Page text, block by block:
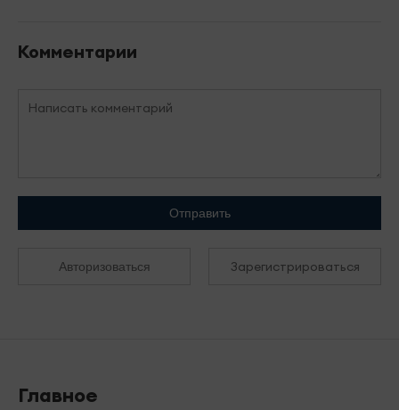
Комментарии
Отправить
Авторизоваться Зарегистрироваться
Главное